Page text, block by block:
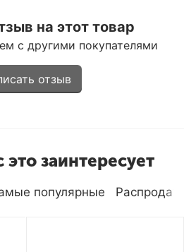
на этот товар
с другими покупателями
отзыв
заинтересует
популярные